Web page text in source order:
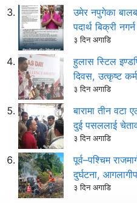
उमेर नपुगेका
पदार्थ बिक्री
३ दिन अगाडि
हुलास स्टिल
दिवस, उत्कृष्ट
३ दिन अगाडि
बारामा तीन
दुई पसललाई
३ दिन अगाडि
पूर्व–पश्चिम
दुर्घटना,
३ दिन अगाडि